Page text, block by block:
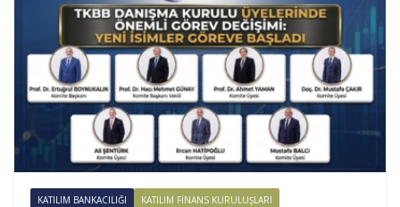
KATILIM BANKACILIĞI KATILIM FINANS KURULUŞLARI